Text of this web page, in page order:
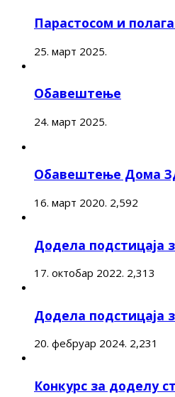
Парастосом и
25. март 2025.
Обавештење
24. март 2025.
Обавештење Дома
16. март 2020. 2,592
Додела подстицаја
17. октобар 2022. 2,313
Додела подстицаја
20. фебруар 2024. 2,231
Конкурс за доделу